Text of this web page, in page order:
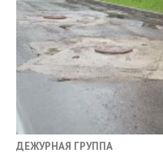
ДЕЖУРНАЯ ГРУППА